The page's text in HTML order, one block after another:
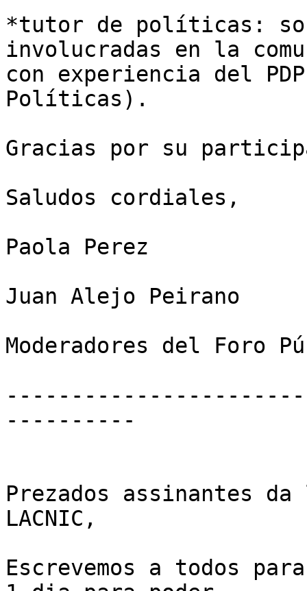
*tutor de políticas:
involucradas en la
con experiencia del
Políticas).
Gracias por su
Saludos cordiales,
Paola Perez
Juan Alejo Peirano
Moderadores del Foro
----------
Prezados assinantes
LACNIC,
Escrevemos a todos